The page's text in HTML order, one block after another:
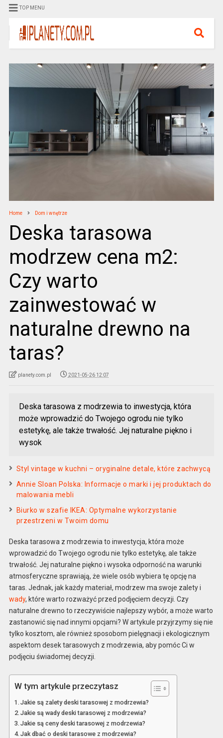
TOP MENU
Home Dom i wnętrze
Deska tarasowa
modrzew cena m2:
Czy warto
zainwestować w
naturalne drewno na
taras?
planety.com.pl 2021-05-26 12:07
Deska tarasowa z modrzewia to inwestycja, która
może wprowadzić do Twojego ogrodu nie tylko
estetykę, ale także trwałość. Jej naturalne piękno i
wysok
Styl vintage w kuchni – oryginalne detale, które zachwycą
Annie Sloan Polska: Informacje o marki i jej produktach do
malowania mebli
Biurko w szafie IKEA: Optymalne wykorzystanie
przestrzeni w Twoim domu
Deska tarasowa z modrzewia to inwestycja, która może
wprowadzić do Twojego ogrodu nie tylko estetykę, ale także
trwałość. Jej naturalne piękno i wysoka odporność na warunki
atmosferyczne sprawiają, że wiele osób wybiera tę opcję na
taras. Jednak, jak każdy materiał, modrzew ma swoje zalety i
wady, które warto rozważyć przed podjęciem decyzji. Czy
naturalne drewno to rzeczywiście najlepszy wybór, a może warto
zastanowić się nad innymi opcjami? W artykule przyjrzymy się nie
tylko kosztom, ale również sposobom pielęgnacji i ekologicznym
aspektom desek tarasowych z modrzewia, aby pomóc Ci w
podjęciu świadomej decyzji.
W tym artykule przeczytasz
Jakie są zalety deski tarasowej z modrzewia?
Jakie są wady deski tarasowej z modrzewia?
Jakie są ceny deski tarasowej z modrzewia?
Jak dbać o deski tarasowe z modrzewia?